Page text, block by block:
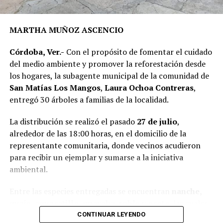
recursos del Fondo de Aportaciones para el
Comité de Obra,Antonio Herrera Llanos, recordó que
la pavimentación había sido solicitada desde hace varios
años por los habitantes de La Luz Palotal, por lo que
consideró que su ejecución mejorará las condiciones de
movilidad y seguridad para quienes diariamente utilizan
A la inauguración asistieron integrantes del Cabildo,
funcionarios municipales, representantes del comité de
obra y habitantes de la comunidad, quienes recorrieron
el tramo rehabilitado.
programa de infraestructura de la presente
administración, con el objetivo de mejorar las vialidades
MARTHA MUÑOZ ASCENCIO
Córdoba, Ver.- Con el propósito de fomentar el cuidado
del medio ambiente y promover la reforestación desde
los hogares, la subagente municipal de la comunidad de
San Matías Los Mangos, Laura Ochoa Contreras,
entregó 30 árboles a familias de la localidad.
La distribución se realizó el pasado 27 de julio,
alrededor de las 18:00 horas, en el domicilio de la
representante comunitaria, donde vecinos acudieron
para recibir un ejemplar y sumarse a la iniciativa
ambiental.
fueron destinadas para su siembra en patios y terrenos
CONTINUAR LEYENDO